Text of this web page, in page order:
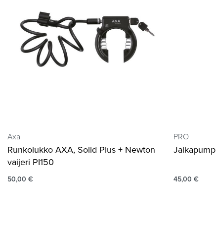
Axa
Runkolukko AXA, Solid Plus + Newton
vaijeri PI150
50,00 €
PRO
45,00 €